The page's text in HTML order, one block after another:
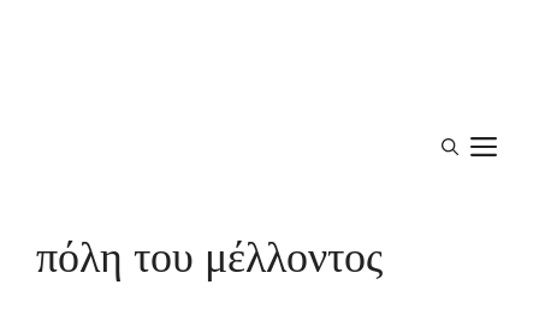
πόλη του μέλλοντος